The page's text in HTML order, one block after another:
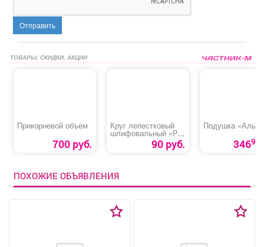
Отправить
ТОВАРЫ, СКИДКИ, АКЦИИ
Прикорневой объем
700 руб.
Круг лепестковый
шлифовальный «P80
TARG» 90 руб.
Подушка
34690
ПОХОЖИЕ ОБЪЯВЛЕНИЯ